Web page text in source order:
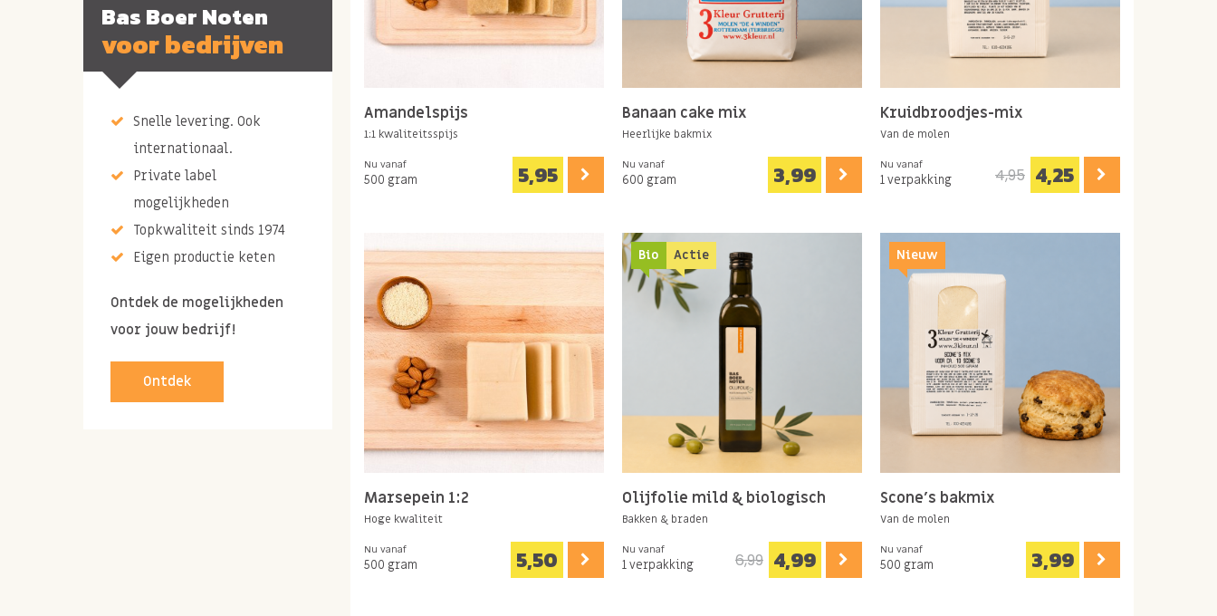
Bas Boer Noten
voor bedrijven
Snelle levering. Ook
internationaal.
Private label
mogelijkheden
Topkwaliteit sinds 1974
Eigen productie keten
Ontdek de mogelijkheden
voor jouw bedrijf!
Ontdek
Amandelspijs
1:1 kwaliteitsspijs
Nu vanaf
500 gram 5,95
Banaan cake mix
Heerlijke bakmix
Nu vanaf
600 gram 3,99
Kruidbroodjes-mix
Van de molen
Nu vanaf
1 verpakking 4,95 4,25
Marsepein 1:2
Hoge kwaliteit
Nu vanaf
500 gram 5,50
Bio Actie
Olijfolie mild & biologisch
Bakken & braden
Nu vanaf
1 verpakking 6,99 4,99
Nieuw
Scone's bakmix
Van de molen
Nu vanaf
500 gram 3,99